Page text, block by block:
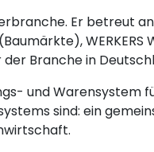
Er betreut
WERKERS
Branche in
und Warensystem
sind: ein